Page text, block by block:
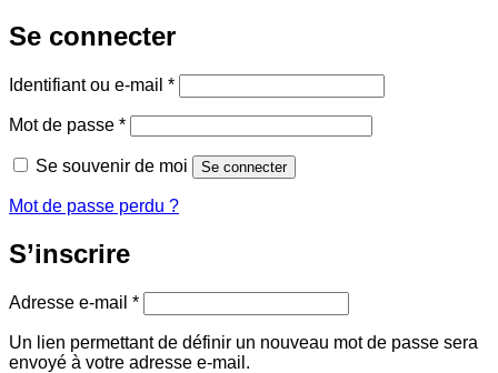
Se connecter
Identifiant ou e-mail *Obligatoire
Mot de passe *Obligatoire
Se souvenir de moi Se connecter
Mot de passe perdu ?
S’inscrire
Adresse e-mail *Obligatoire
Un lien permettant de définir un nouveau mot de passe sera
envoyé à votre adresse e-mail.